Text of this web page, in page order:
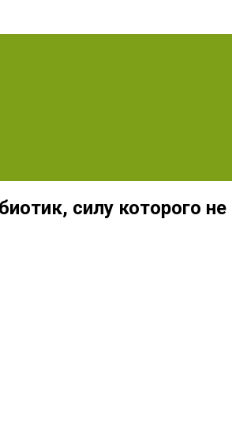
силу которого